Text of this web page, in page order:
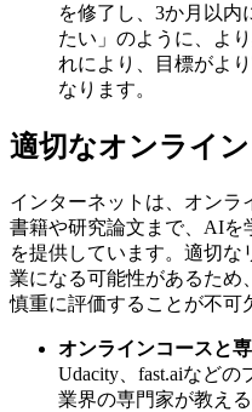
を修了し、3か月以内
たい」のように、よ
れにより、目標がよ
なります。
適切なオンライ
インターネットは、オンラ
書籍や研究論文まで、AIを
を提供しています。適切
業になる可能性があるため
慎重に評価することが不可
オンラインコースと専
Udacity、fast.aiなど
業界の専門家が教え